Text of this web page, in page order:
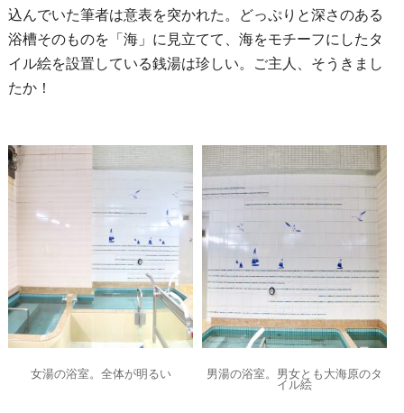
込んでいた筆者は意表を突かれた。どっぷりと深さのある
浴槽そのものを「海」に見立てて、海をモチーフにしたタ
イル絵を設置している銭湯は珍しい。ご主人、そうきまし
たか！
女湯の浴室。全体が明るい
男湯の浴室。男女とも大海原のタ
イル絵